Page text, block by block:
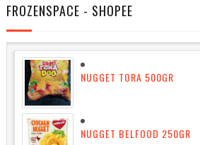
FROZENSPACE - SHOPEE
NUGGET TORA 500GR
NUGGET BELFOOD 250GR